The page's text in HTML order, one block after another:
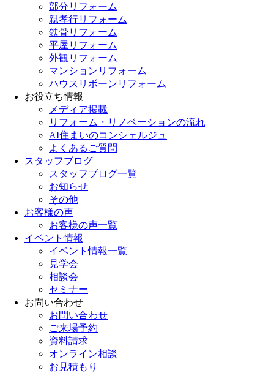
部分リフォーム
親孝行リフォーム
鉄骨リフォーム
平屋リフォーム
外観リフォーム
マンションリフォーム
ハウスリボーンリフォーム
お役立ち情報
メディア掲載
リフォーム・リノベーションの流れ
AI住まいのコンシェルジュ
よくあるご質問
スタッフブログ
スタッフブログ一覧
お知らせ
その他
お客様の声
お客様の声一覧
イベント情報
イベント情報一覧
見学会
相談会
セミナー
お問い合わせ
お問い合わせ
ご来場予約
資料請求
オンライン相談
お見積もり